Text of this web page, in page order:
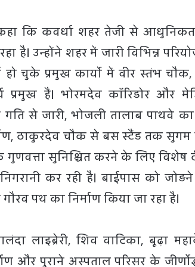
कि कवर्धा शहर तेजी से
है। उन्होंने शहर में जारी विभिन्न
हो चुके प्रमुख कार्यो में वीर स्तंभ
प्रमुख हैं। भोरमदेव कॉरिडोर
गति से जारी, भोजली तालाब पाथवे
ठाकुरदेव चौक से बस स्टैंड तक सुगम
गुणवत्ता सुनिश्चित करने के लिए विशेष
कर रही है। बाईपास को
पथ का निर्माण किया जा रहा है।
लाइब्रेरी, शिव वाटिका, बूढ़ा
और पुराने अस्पताल परिसर के